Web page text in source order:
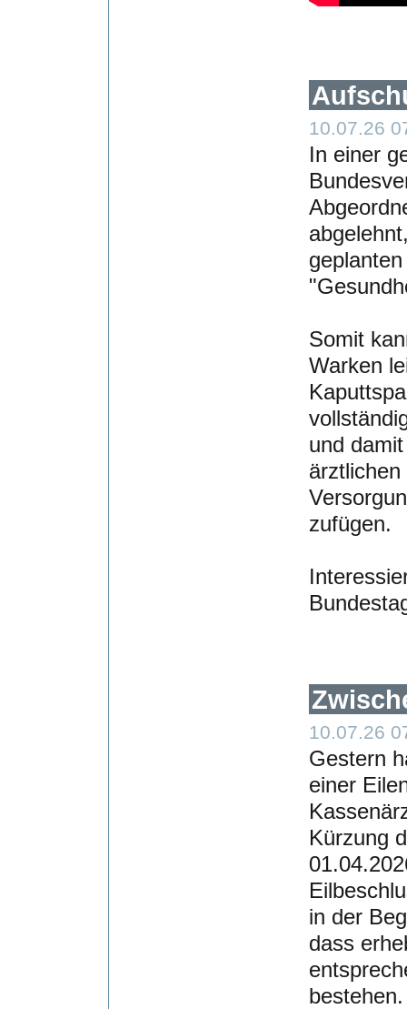
10.07.26
In einer
Somit
Warken
und
zufügen.
10.07.26
Gestern
einer
Kürzung
in der
dass